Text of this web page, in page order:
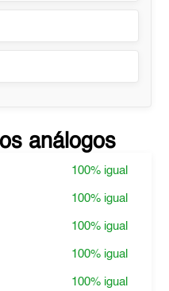
análogos
100% igual
100% igual
100% igual
100% igual
100% igual